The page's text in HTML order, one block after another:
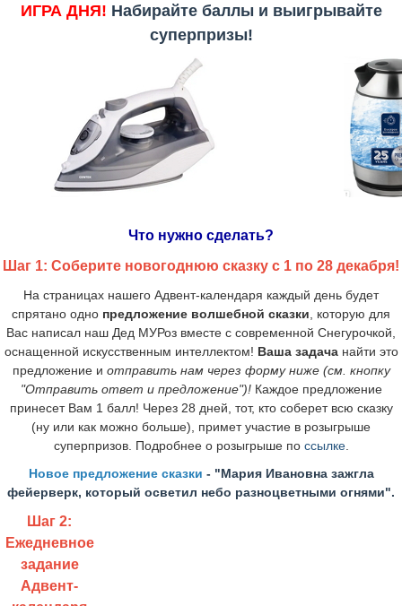
ИГРА ДНЯ! Набирайте баллы и выигрывайте
суперпризы!
Что нужно сделать?
Шаг 1: Соберите новогоднюю сказку с 1 по 28 декабря!
На страницах нашего Адвент-календаря каждый день будет
спрятано одно предложение волшебной сказки , которую для
Вас написал наш Дед МУРоз вместе с современной Снегурочкой,
оснащенной искусственным интеллектом! Ваша задачанайти это
предложение и отправить нам через форму ниже (см. кнопку
"Отправить ответ и предложение")! Каждое предложение
принесет Вам 1 балл! Через 28 дней, тот, кто соберет всю сказку
(ну или как можно больше), примет участие в розыгрыше
суперпризов. Подробнее о розыгрыше по ссылке.
Новое предложение сказки - "Мария Ивановна зажгла
фейерверк, который осветил небо разноцветными огнями".
Шаг 2:
Ежедневное
задание
Адвент-